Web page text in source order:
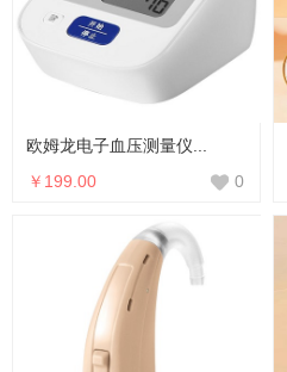
欧姆龙电子血压测量仪...
￥199.00
0